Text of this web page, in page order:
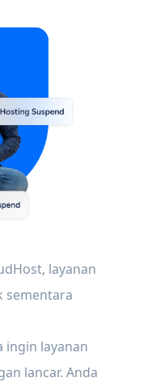
layanan
sementara
ingin layanan
lancar. Anda